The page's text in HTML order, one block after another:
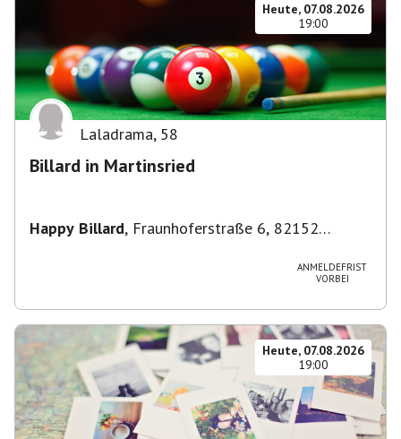
Heute, 07.08.2026
19:00
Laladrama, 58
Billard in Martinsried
Happy Billard, Fraunhoferstraße 6, 82152
ANMELDEFRIST
VORBEI
Heute, 07.08.2026
19:00